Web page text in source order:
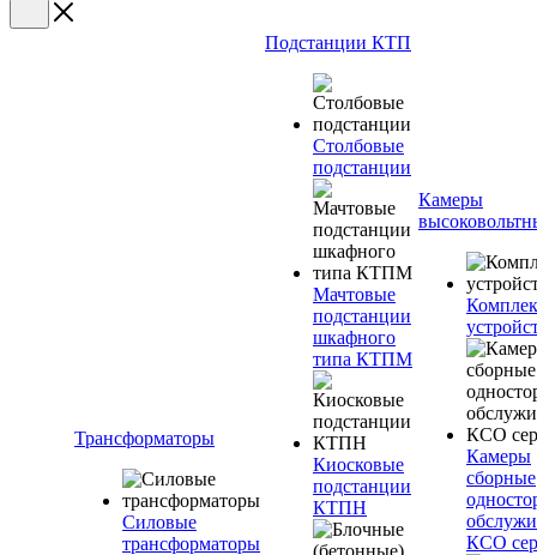
Трансформаторы
Силовые
трансформаторы
Подстанции КТП
Столбовые
подстанции
Мачтовые
подстанции
шкафного
типа КТПМ
Киосковые
подстанции
КТПН
Камеры
Камеры
сборные
КСО